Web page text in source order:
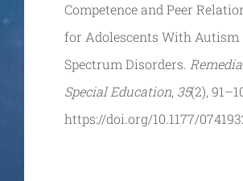
Competence and Peer
for Adolescents With Autism
Spectrum Disorders.
Special Education, 35(2),
https://doi.org/10.1177/